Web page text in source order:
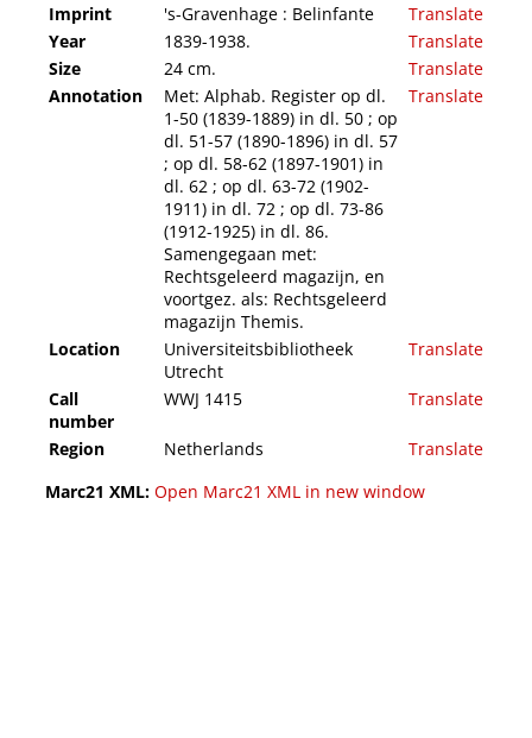
Imprint
's-Gravenhage : Belinfante
Translate
Year
1839-1938.
Translate
Size
24 cm.
Translate
Annotation
Met: Alphab. Register op dl.
1-50 (1839-1889) in dl. 50 ; op
dl. 51-57 (1890-1896) in dl. 57
; op dl. 58-62 (1897-1901) in
dl. 62 ; op dl. 63-72 (1902-
1911) in dl. 72 ; op dl. 73-86
(1912-1925) in dl. 86.
Samengegaan met:
Rechtsgeleerd magazijn, en
voortgez. als: Rechtsgeleerd
magazijn Themis.
Translate
Location
Universiteitsbibliotheek
Utrecht
Translate
Call
number
WWJ 1415 Translate
Region Netherlands
Translate
Marc21 XML: Open Marc21 XML in new window